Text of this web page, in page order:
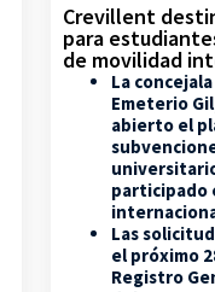
Crevillent
para
de movilidad
La
Emeterio
abierto el
participado
Las
el próximo
Registro